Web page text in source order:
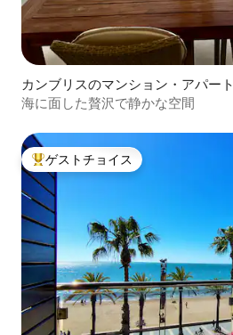
カンブリスのマンション・アパート
海に面した贅沢で静かな空間
大好評のゲストチョイスです。
ゲストチョイス